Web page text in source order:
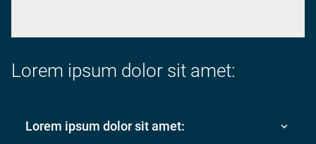
Lorem ipsum dolor sit amet:
Lorem ipsum dolor sit amet: